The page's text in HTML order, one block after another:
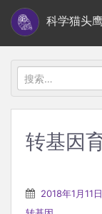
i
科学猫头
搜
索：
转基因
2018年1月11日